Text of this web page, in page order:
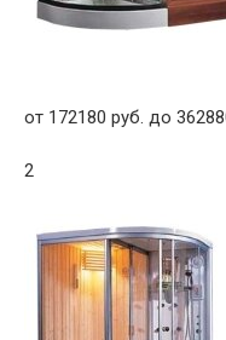
от 172180 руб. до
2